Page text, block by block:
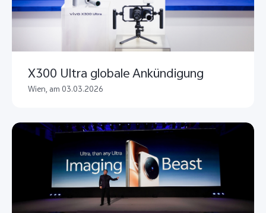
X300 Ultra globale Ankündigung
Wien, am 03.03.2026